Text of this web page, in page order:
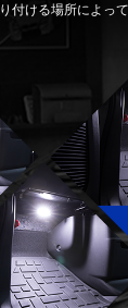
付ける場所によって